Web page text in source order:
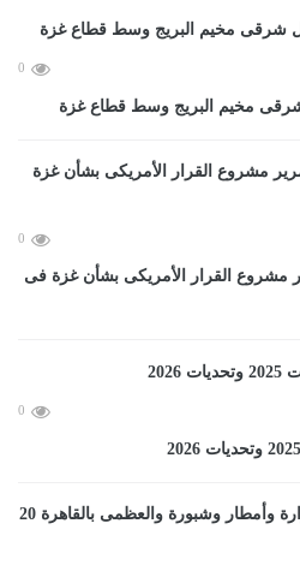
0
مخيم البريج وسط قطاع غزة
0
مشروع القرار الأمريكى بشأن غزة فى
0